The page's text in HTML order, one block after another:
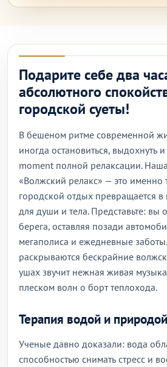
Подарите себе два
абсолютного
городской суеты!
В бешеном ритме современной
иногда остановиться, выдохнуть
moment полной релаксации.
«Волжский релакс» — это именно
городской отдых превращается
для души и тела. Представьте: вы
берега, оставляя позади
мегаполиса и ежедневные
раскрываются бескрайние
ушах звучит нежная живая
плеском волн о борт теплохода.
Терапия водой и природой
Ученые давно доказали: вода
способностью снимать стресс и